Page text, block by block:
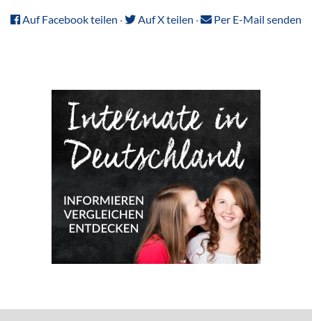
Auf Facebook teilen · Auf X teilen · Per E-Mail senden